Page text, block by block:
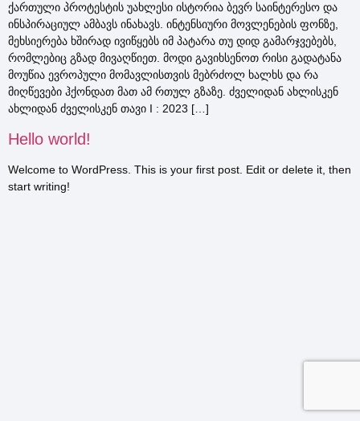
ქართული პროტესტის უახლესი ისტორია ბევრ საინტერესო და
ინსპირაციულ ამბავს ინახავს. ინტენსიური მოვლენების ფონზე,
მეხსიერება ხშირად ივიწყებს იმ პატარა თუ დიდ გამარჯვებებს,
რომლებიც გზად მივაღწიეთ. მოდი გავიხსენოთ რისი გადატანა
მოუწია ევროპული მომავლისთვის მებრძოლ ხალხს და რა
მიღწევები ჰქონდათ მათ ამ რთულ გზაზე. ძველიდან ახლისკენ
ახლიდან ძველისკენ თავი I : 2023 […]
Hello world!
Welcome to WordPress. This is your first post. Edit or delete it, then
start writing!